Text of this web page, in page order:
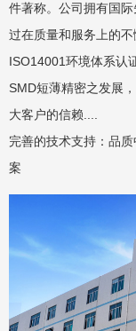
件著称。公司拥有国
过在质量和服务上的
ISO14001环境体系认
SMD短薄精密之发展
大客户的信赖....
完善的技术支持： 品质
案